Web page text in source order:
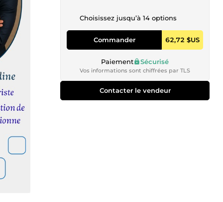
Choisissez jusqu’à 14 options
Commander 62,72 $US
Paiement Sécurisé
Vos informations sont chiffrées par TLS
Contacter le vendeur